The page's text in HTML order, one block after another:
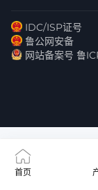
IDC/ISP证号
鲁公网安备
网站备案号 鲁
首页